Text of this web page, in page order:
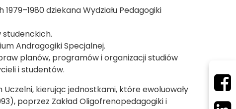
dziekana Wydziału Pedagogiki
Andragogiki Specjalnej.
planów, programów i organizacji studiów
i studentów.
kierując jednostkami, które ewoluowały
poprzez Zakład Oligofrenopedagogiki i